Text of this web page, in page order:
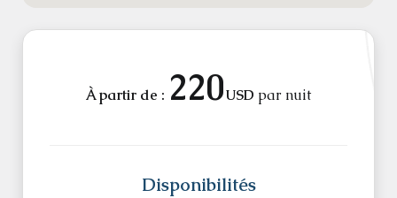
À partir de : 220USD par nuit
Disponibilités